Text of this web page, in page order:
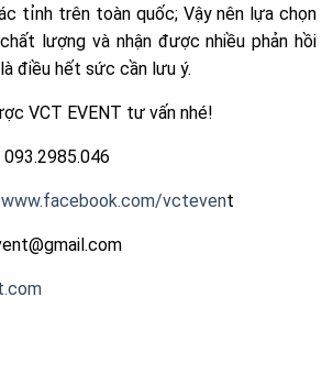
tỉnh trên toàn quốc; Vậy nên lựa chọn
lượng và nhận được nhiều phản hồi
điều hết sức cần lưu ý.
VCT EVENT tư vấn nhé!
093.2985.046
vctevent